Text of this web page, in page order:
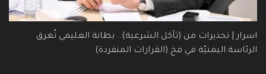
اسرار | تحذيرات من (تآكل الشرعية).. بطانة العليمي تُغرق
الرئاسة اليمنيّة في فخ (القرارات المنفردة)